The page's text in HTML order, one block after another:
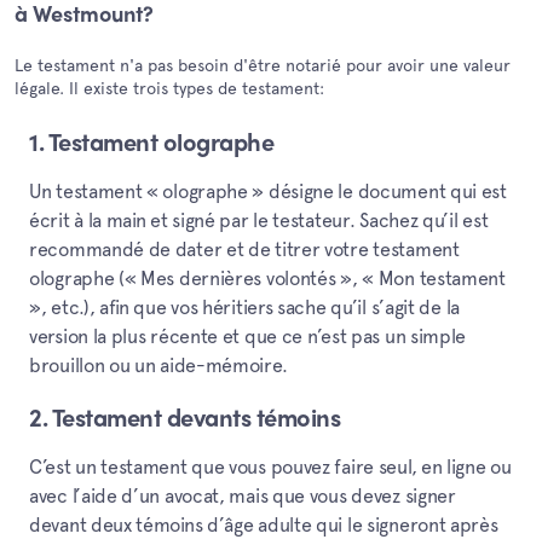
à Westmount?
Le testament n'a pas besoin d'être notarié pour avoir une valeur
légale. Il existe trois types de testament:
1. Testament olographe
Un testament « olographe » désigne le document qui est
écrit à la main et signé par le testateur. Sachez qu’il est
recommandé de dater et de titrer votre testament
olographe (« Mes dernières volontés », « Mon testament
», etc.), afin que vos héritiers sache qu’il s’agit de la
version la plus récente et que ce n’est pas un simple
brouillon ou un aide-mémoire.
2. Testament devants témoins
C’est un testament que vous pouvez faire seul, en ligne ou
avec l’aide d’un avocat, mais que vous devez signer
devant deux témoins d’âge adulte qui le signeront après